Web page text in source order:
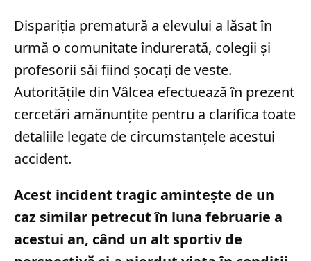
Dispariția prematură a elevului a lăsat în
urmă o comunitate îndurerată, colegii și
profesorii săi fiind șocați de veste.
Autoritățile din Vâlcea efectuează în prezent
cercetări amănunțite pentru a clarifica toate
detaliile legate de circumstanțele acestui
accident.
Acest incident tragic amintește de un
caz similar petrecut în luna februarie a
acestui an, când un alt sportiv de